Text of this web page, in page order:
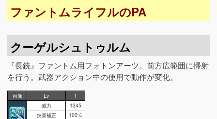
ファントムライフルのPA
クーゲルシュトゥルム
『長銃』ファントム用フォトンアーツ。前方広範囲に掃射
を行う。武器アクション中の使用で動作が変化。
画像 Lv
1
威力
1345
技量補正
100%